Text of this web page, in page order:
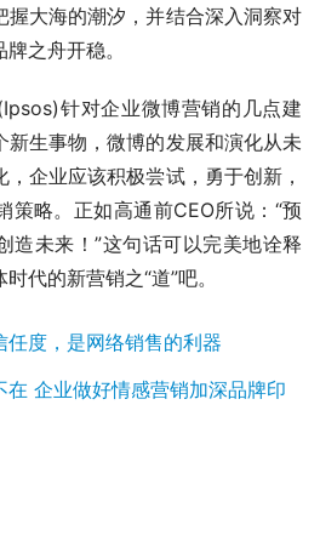
握大海的潮汐，并结合深入洞察对
之舟开稳。
针对企业微博营销的几点建
新生事物，微博的发展和演化从未
企业应该积极尝试，勇于创新，
策略。正如高通前CEO所说：“预
造未来！”这句话可以完美地诠释
代的新营销之“道”吧。
任度，是网络销售的利器
在 企业做好情感营销加深品牌印